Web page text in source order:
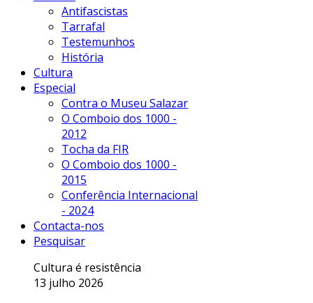
Antifascistas
Tarrafal
Testemunhos
História
Cultura
Especial
Contra o Museu Salazar
O Comboio dos 1000 -
2012
Tocha da FIR
O Comboio dos 1000 -
2015
Conferência Internacional
- 2024
Contacta-nos
Pesquisar
Cultura é resistência
13 julho 2026